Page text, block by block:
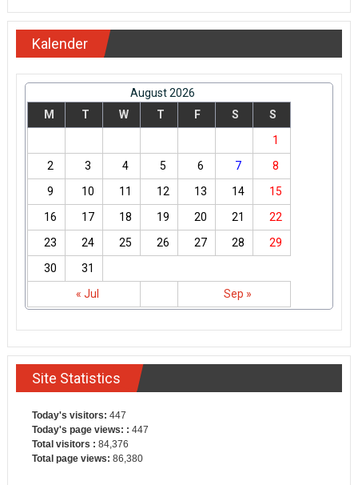
Kalender
August 2026
M
T W T F S S
« Jul Sep »
1
2
3 4 5 6 7
8
9
10 11 12 13 14
15
16
17 18 19 20 21
22
23
24 25 26 27 28
29
30
31
Site Statistics
Today's visitors: 447
Today's page views: : 447
Total visitors : 84,376
Total page views: 86,380